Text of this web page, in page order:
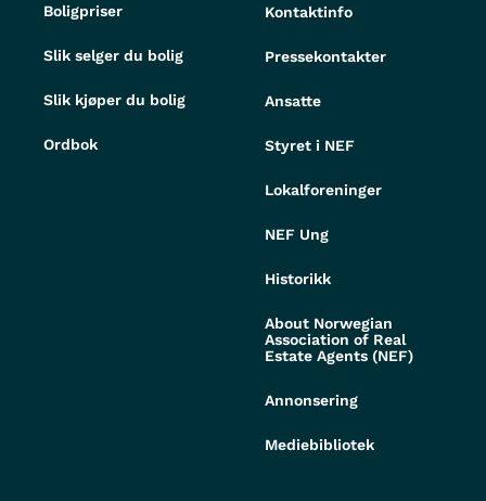
Boligpriser
Slik selger du bolig
Slik kjøper du bolig
Ordbok
Kontaktinfo
Pressekontakter
Ansatte
Styret i NEF
Lokalforeninger
NEF Ung
Historikk
About Norwegian
Association of Real
Estate Agents (NEF)
Annonsering
Mediebibliotek